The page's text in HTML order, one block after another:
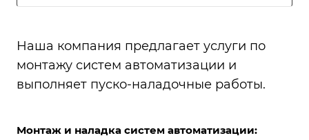
Наша компания предлагает услуги по
монтажу систем автоматизации и
выполняет пуско-наладочные работы.
Монтаж и наладка систем автоматизации: